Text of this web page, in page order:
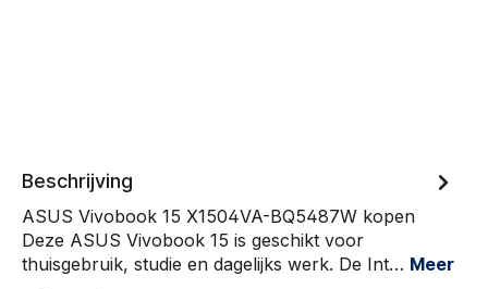
Beschrijving
ASUS Vivobook 15 X1504VA-BQ5487W kopen
Deze ASUS Vivobook 15 is geschikt voor
thuisgebruik, studie en dagelijks werk. De Int… Meer